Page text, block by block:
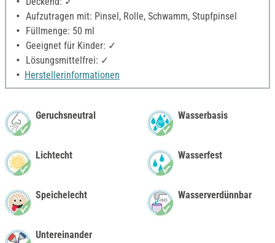
Aufzutragen mit: Pinsel, Rolle, Schwamm, Stupfpinsel
Füllmenge: 50 ml
Geeignet für Kinder: ✓
Lösungsmittelfrei: ✓
Herstellerinformationen
Geruchsneutral
Lichtecht
Speichelecht
Untereinander
Wasserbasis
Wasserfest
Wasserverdünnbar